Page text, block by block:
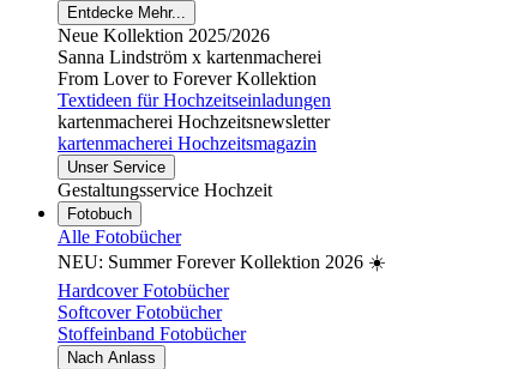
Entdecke Mehr...
Neue Kollektion 2025/2026
Sanna Lindström x kartenmacherei
From Lover to Forever Kollektion
Textideen für Hochzeitseinladungen
kartenmacherei Hochzeitsnewsletter
kartenmacherei Hochzeitsmagazin
Unser Service
Gestaltungsservice Hochzeit
Fotobuch
Alle Fotobücher
NEU: Summer Forever Kollektion 2026 ☀️
Hardcover Fotobücher
Softcover Fotobücher
Stoffeinband Fotobücher
Nach Anlass